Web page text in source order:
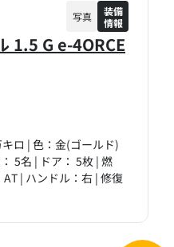
1.5 G e-4ORCE
ロ | 色：金(ゴールド)
5名 | ドア： 5枚 | 燃
| ハンドル：右 | 修復
写真
装備
情報